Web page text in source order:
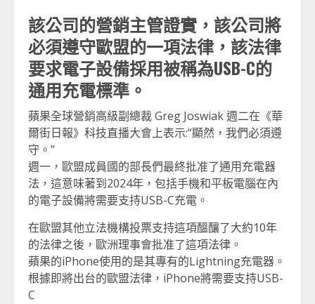
該公司的營銷主管證實，該公司將
必須遵守歐盟的一項法律，該法律
要求電子設備採用被稱為USB-C的
通用充電標準。
蘋果全球營銷高級副總裁 Greg Joswiak 週二在《華
爾街日報》科技直播大會上表示:“顯然，我們必須遵
守。”
週一，歐盟成員國的部長們最終批准了通用充電器
法，這意味著到2024年，包括手機和平板電腦在內
的電子設備將需要支持USB-C充電。
在歐盟其他立法機構投票支持這項醞釀了大約10年
的法律之後，歐洲理事會批准了這項法律。
蘋果的iPhone使用的是其專有的Lightning充電器。
根據即將出台的歐盟法律，iPhone將需要支持USB-
C